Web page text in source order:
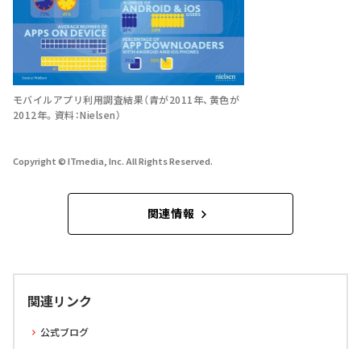
モバイルアプリ利用調査結果（青が2011年、黄色が
2012年。資料：Nielsen）
Copyright © ITmedia, Inc. All Rights Reserved.
関連情報
関連リンク
公式ブログ